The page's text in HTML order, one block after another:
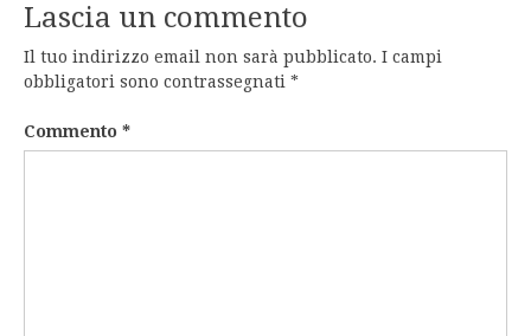
Lascia un commento
Il tuo indirizzo email non sarà pubblicato. I campi
obbligatori sono contrassegnati *
Commento *